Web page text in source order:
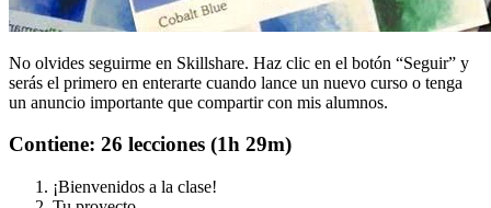
No olvides seguirme en Skillshare. Haz clic en el botón “Seguir” y
serás el primero en enterarte cuando lance un nuevo curso o tenga
un anuncio importante que compartir con mis alumnos.
Contiene: 26 lecciones (1h 29m)
¡Bienvenidos a la clase!